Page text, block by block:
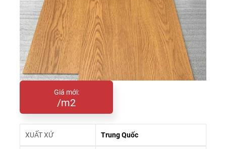
Giá mới:
/m2
XUẤT XỨ Trung Quốc